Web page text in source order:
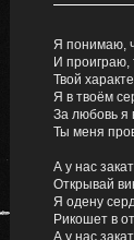
Я понимаю,
И
Твой
Я в твоём
За любовь я
Ты меня
А у нас
Открывай
Я одену
Рикошет в
А у нас